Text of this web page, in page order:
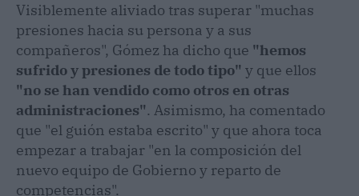
Visiblemente aliviado tras superar "muchas
presiones hacia su persona y a sus
compañeros", Gómez ha dicho que "hemos
sufrido y presiones de todo tipo" y que ellos
"no se han vendido como otros en otras
administraciones". Asimismo, ha comentado
que "el guión estaba escrito" y que ahora toca
empezar a trabajar "en la composición del
nuevo equipo de Gobierno y reparto de
competencias".